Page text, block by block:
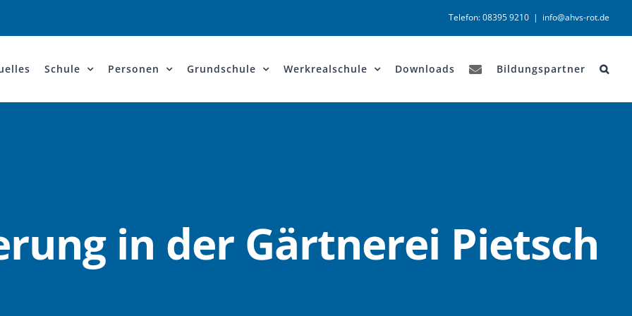
Telefon: 08395 9210 | info@ahvs-rot.de
Schule Personen Grundschule Werkrealschule Downloads Bildungspartner
in der Gärtnerei Pietsch